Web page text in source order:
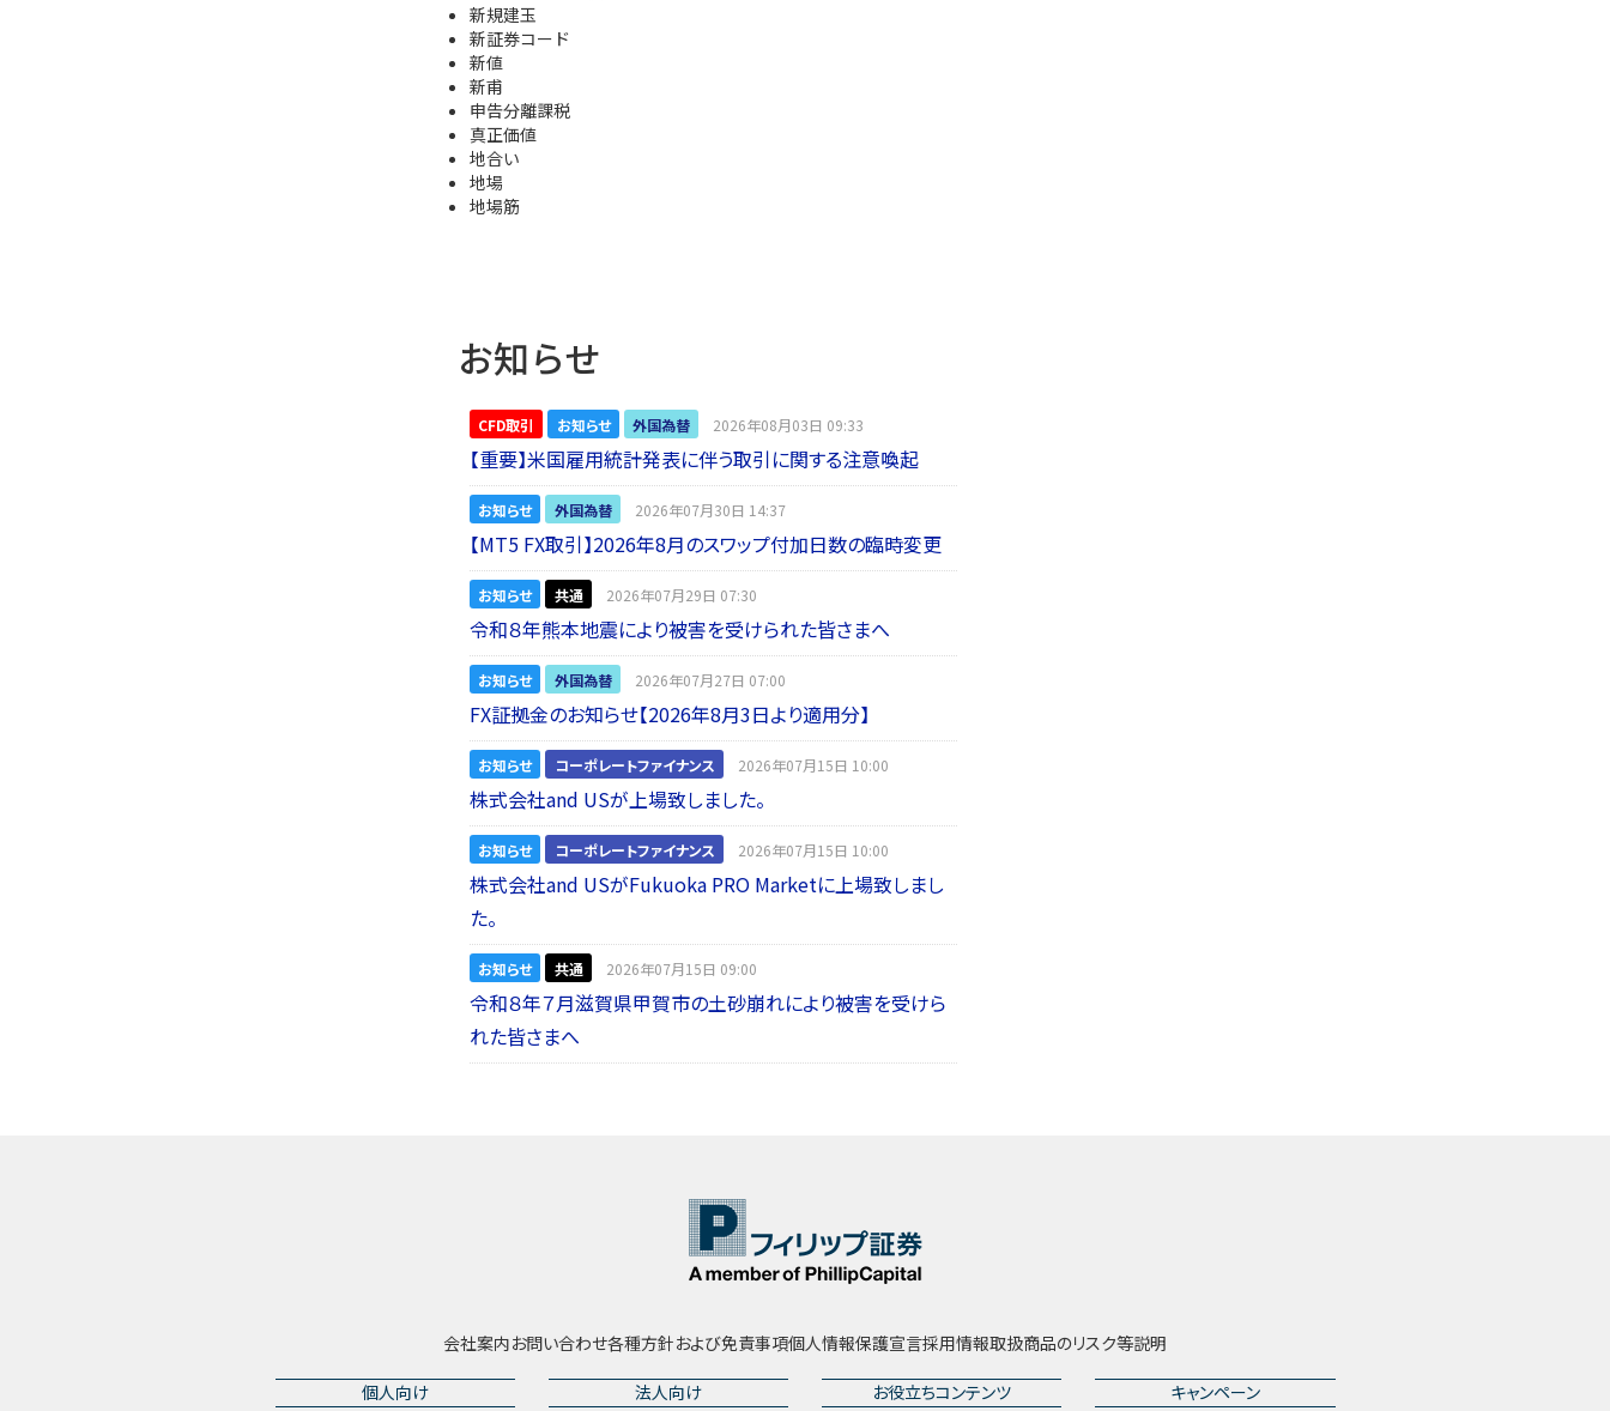
新規建玉
新証券コード
新値
新甫
申告分離課税
真正価値
地合い
地場
地場筋
お知らせ
CFD取引 お知らせ 外国為替 2026年08月03日 09:33
【重要】米国雇用統計発表に伴う取引に関する注意喚起
お知らせ 外国為替 2026年07月30日 14:37
【MT5 FX取引】2026年8月のスワップ付加日数の臨時変更
お知らせ 共通 2026年07月29日 07:30
令和８年熊本地震により被害を受けられた皆さまへ
お知らせ 外国為替 2026年07月27日 07:00
FX証拠金のお知らせ【2026年8月3日より適用分】
お知らせ コーポレートファイナンス 2026年07月15日 10:00
株式会社and USが上場致しました。
お知らせ コーポレートファイナンス 2026年07月15日 10:00
株式会社and USがFukuoka PRO Marketに上場致しまし
た。
お知らせ 共通 2026年07月15日 09:00
令和８年７月滋賀県甲賀市の土砂崩れにより被害を受けら
れた皆さまへ
会社案内お問い合わせ各種方針および免責事項個人情報保護宣言採用情報取扱商品のリスク等説明
個人向け 法人向け お役立ちコンテンツ キャンペーン